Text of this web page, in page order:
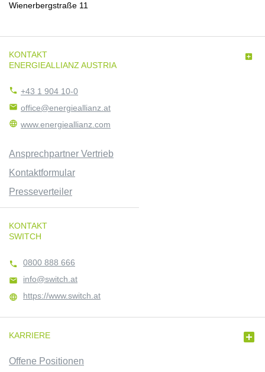
Wienerbergstraße 11
KONTAKT
ENERGIEALLIANZ AUSTRIA

 +43 1 904 10-0
 office@energieallianz.at
 www.energieallianz.com
Ansprechpartner Vertrieb
Kontaktformular
Presseverteiler
KONTAKT
SWITCH
 0800 888 666
 info@switch.at
 https://www.switch.at
KARRIERE 
Offene Positionen